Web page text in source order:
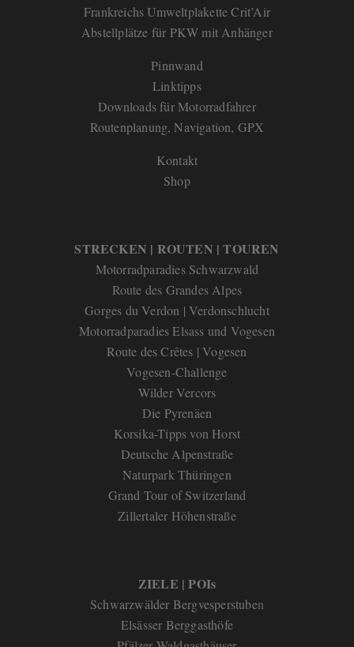
Frankreichs Umweltplakette Crit’Air
Abstellplätze für PKW mit Anhänger
Pinnwand
Linktipps
Downloads für Motorradfahrer
Routenplanung, Navigation, GPX
Kontakt
Shop
STRECKEN | ROUTEN | TOUREN
Motorradparadies Schwarzwald
Route des Grandes Alpes
Gorges du Verdon | Verdonschlucht
Motorradparadies Elsass und Vogesen
Route des Crêtes | Vogesen
Vogesen-Challenge
Wilder Vercors
Die Pyrenäen
Korsika-Tipps von Horst
Deutsche Alpenstraße
Naturpark Thüringen
Grand Tour of Switzerland
Zillertaler Höhenstraße
ZIELE | POIs
Schwarzwälder Bergvesperstuben
Elsässer Berggasthöfe